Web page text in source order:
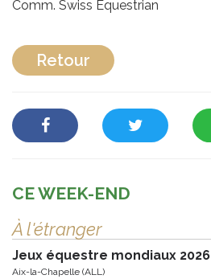
Comm. Swiss Equestrian
Retour
CE WEEK-END
À l'étranger
Jeux équestre mondiaux 2026
Aix-la-Chapelle (ALL)